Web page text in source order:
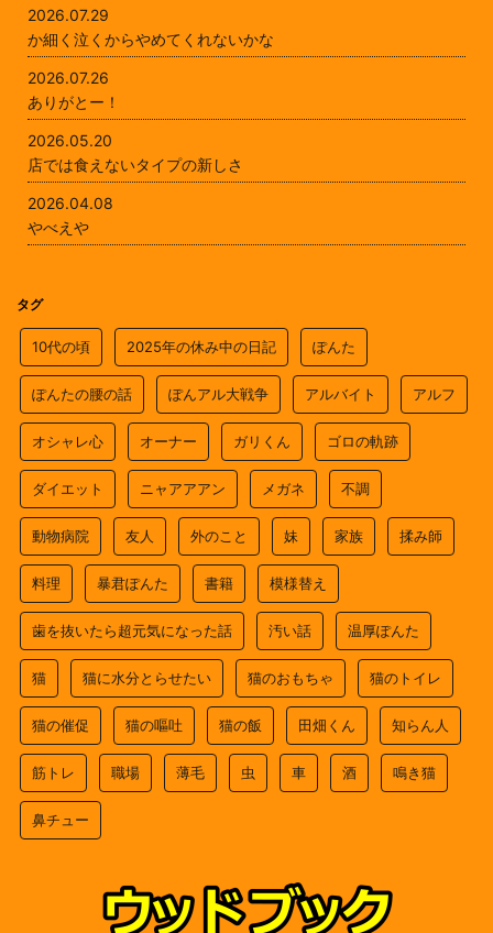
2026.07.29
か細く泣くからやめてくれないかな
2026.07.26
ありがとー！
2026.05.20
店では食えないタイプの新しさ
2026.04.08
やべえや
タグ
10代の頃 2025年の休み中の日記 ぽんた
ぽんたの腰の話 ぽんアル大戦争 アルバイト アルフ
オシャレ心 オーナー ガリくん ゴロの軌跡
ダイエット ニャアアアン メガネ 不調
動物病院 友人 外のこと 妹 家族 揉み師
料理 暴君ぽんた 書籍 模様替え
歯を抜いたら超元気になった話 汚い話 温厚ぽんた
猫 猫に水分とらせたい 猫のおもちゃ 猫のトイレ
猫の催促 猫の嘔吐 猫の飯 田畑くん 知らん人
筋トレ 職場 薄毛 虫 車 酒 鳴き猫
鼻チュー